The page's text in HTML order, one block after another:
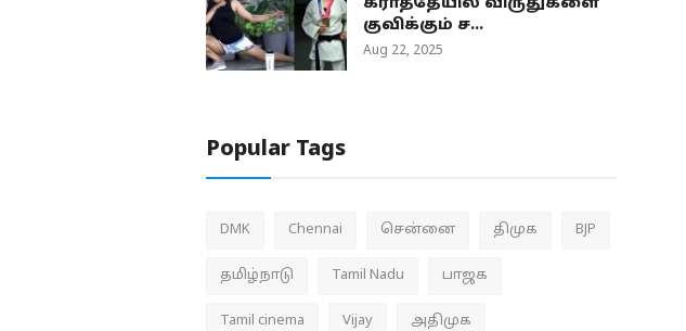
கராத்தேயில் விருதுகளை
குவிக்கும் ச...
Aug 22, 2025
Popular Tags
DMK Chennai சென்னை திமுக BJP
தமிழ்நாடு Tamil Nadu பாஜக
Tamil cinema Vijay அதிமுக